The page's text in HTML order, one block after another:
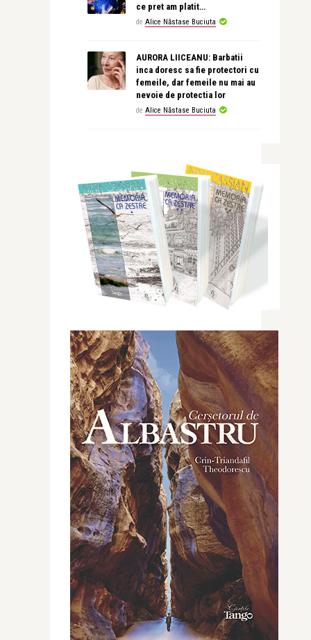
ce pret am platit…
de Alice Năstase Buciuta
AURORA LIICEANU: Barbatii
inca doresc sa fie protectori cu
femeile, dar femeile nu mai au
nevoie de protectia lor
de Alice Năstase Buciuta